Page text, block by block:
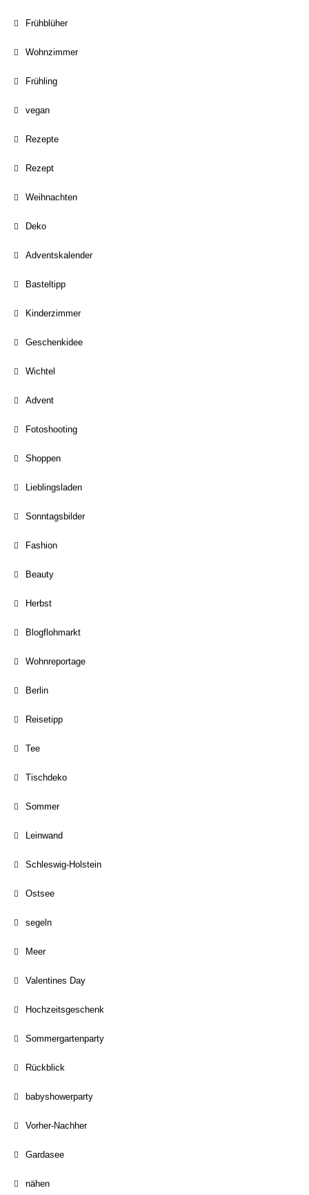
Frühblüher
Wohnzimmer
Frühling
vegan
Rezepte
Rezept
Weihnachten
Deko
Adventskalender
Basteltipp
Kinderzimmer
Geschenkidee
Wichtel
Advent
Fotoshooting
Shoppen
Lieblingsladen
Sonntagsbilder
Fashion
Beauty
Herbst
Blogflohmarkt
Wohnreportage
Berlin
Reisetipp
Tee
Tischdeko
Sommer
Leinwand
Schleswig-Holstein
Ostsee
segeln
Meer
Valentines Day
Hochzeitsgeschenk
Sommergartenparty
Rückblick
babyshowerparty
Vorher-Nachher
Gardasee
nähen